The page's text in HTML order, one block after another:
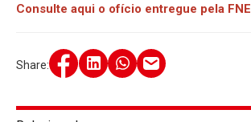
Consulte aqui o ofício entregue pela FNE
Share: